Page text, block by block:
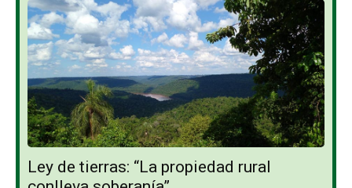
Ley de tierras: “La propiedad rural